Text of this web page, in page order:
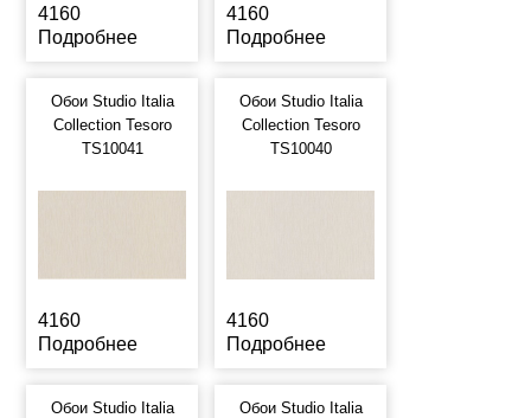
4160
Подробнее
4160
Подробнее
Обои Studio Italia
Collection Tesoro
TS10041
4160
Подробнее
Обои Studio Italia
Collection Tesoro
TS10040
4160
Подробнее
Обои Studio Italia
Обои Studio Italia